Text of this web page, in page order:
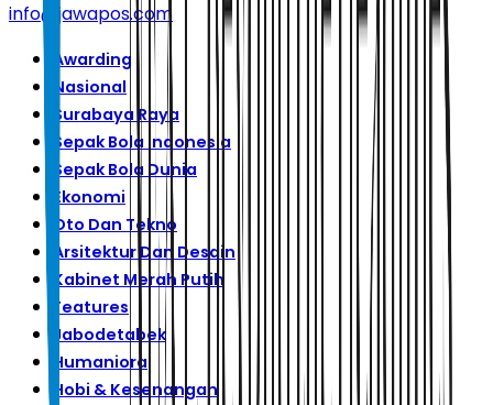
info@jawapos.com
Awarding
Nasional
Surabaya Raya
Sepak Bola Indonesia
Sepak Bola Dunia
Ekonomi
Oto Dan Tekno
Arsitektur Dan Desain
Kabinet Merah Putih
Features
Jabodetabek
Humaniora
Hobi & Kesenangan